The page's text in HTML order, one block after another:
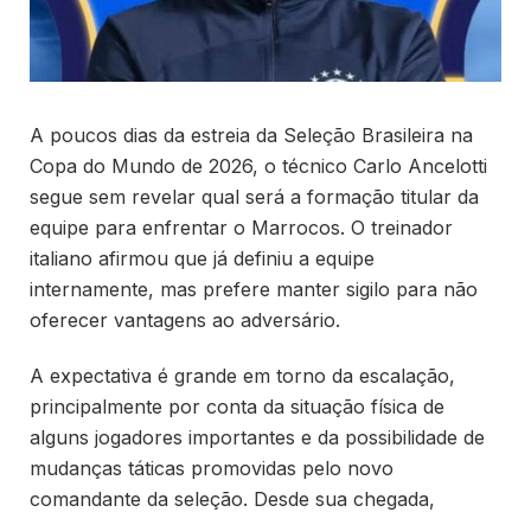
A poucos dias da estreia da Seleção Brasileira na
Copa do Mundo de 2026, o técnico Carlo Ancelotti
segue sem revelar qual será a formação titular da
equipe para enfrentar o Marrocos. O treinador
italiano afirmou que já definiu a equipe
internamente, mas prefere manter sigilo para não
oferecer vantagens ao adversário.
A expectativa é grande em torno da escalação,
principalmente por conta da situação física de
alguns jogadores importantes e da possibilidade de
mudanças táticas promovidas pelo novo
comandante da seleção. Desde sua chegada,